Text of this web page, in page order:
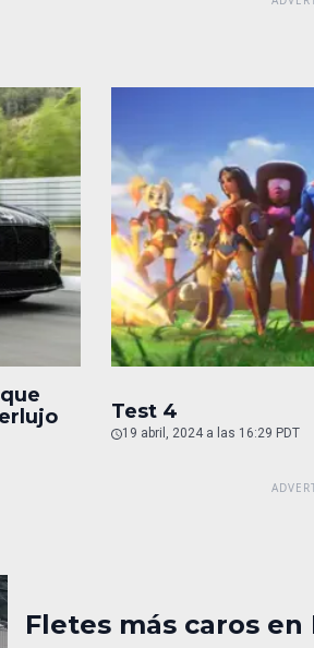
Test 4
19 abril, 2024 a las 16:29 PDT
Fletes más caros